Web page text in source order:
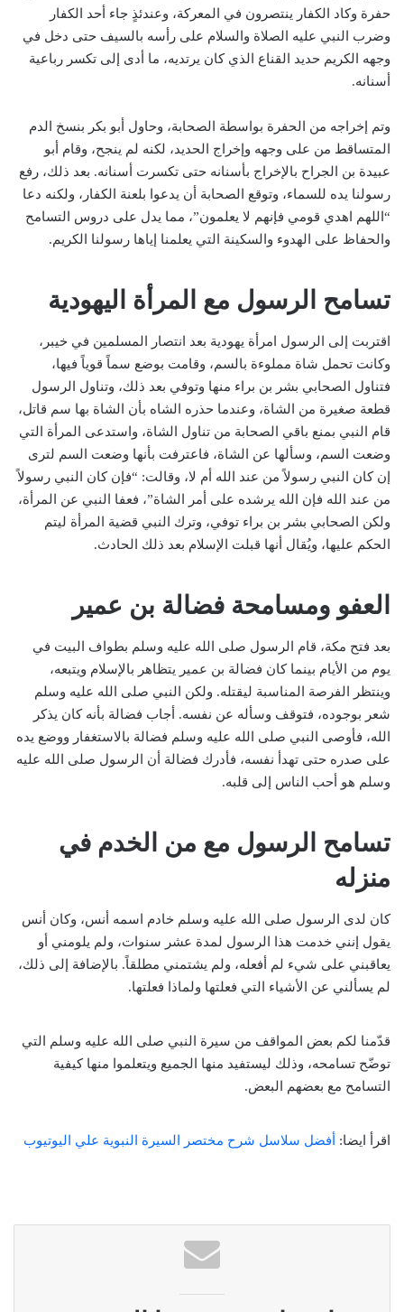
حفرة وكاد الكفار ينتصرون في المعركة، وعندئذٍ جاء أحد الكفار
وضرب النبي عليه الصلاة والسلام على رأسه بالسيف حتى دخل في
وجهه الكريم حديد القناع الذي كان يرتديه، ما أدى إلى تكسر رباعية
أسنانه.
وتم إخراجه من الحفرة بواسطة الصحابة، وحاول أبو بكر بنسخ الدم
المتساقط من على وجهه وإخراج الحديد، لكنه لم ينجح، وقام أبو
عبيدة بن الجراح بالإخراج بأسنانه حتى تكسرت أسنانه. بعد ذلك، رفع
رسولنا يده للسماء، وتوقع الصحابة أن يدعوا بلعنة الكفار، ولكنه دعا
“اللهم اهدي قومي فإنهم لا يعلمون”، مما يدل على دروس التسامح
والحفاظ على الهدوء والسكينة التي يعلمنا إياها رسولنا الكريم.
تسامح الرسول مع المرأة اليهودية
اقتربت إلى الرسول امرأة يهودية بعد انتصار المسلمين في خيبر،
وكانت تحمل شاة مملوءة بالسم، وقامت بوضع سماً قوياً فيها،
فتناول الصحابي بشر بن براء منها وتوفي بعد ذلك، وتناول الرسول
قطعة صغيرة من الشاة، وعندما حذره الشاه بأن الشاة بها سم قاتل،
قام النبي بمنع باقي الصحابة من تناول الشاة، واستدعى المرأة التي
وضعت السم، وسألها عن الشاة، فاعترفت بأنها وضعت السم لترى
إن كان النبي رسولاً من عند الله أم لا، وقالت: “فإن كان النبي رسولاً
من عند الله فإن الله يرشده على أمر الشاة”، فعفا النبي عن المرأة،
ولكن الصحابي بشر بن براء توفي، وترك النبي قضية المرأة ليتم
الحكم عليها، ويُقال أنها قبلت الإسلام بعد ذلك الحادث.
العفو ومسامحة فضالة بن عمير
بعد فتح مكة، قام الرسول صلى الله عليه وسلم بطواف البيت في
يوم من الأيام بينما كان فضالة بن عمير يتظاهر بالإسلام ويتبعه،
وينتظر الفرصة المناسبة ليقتله. ولكن النبي صلى الله عليه وسلم
شعر بوجوده، فتوقف وسأله عن نفسه. أجاب فضالة بأنه كان يذكر
الله، فأوصى النبي صلى الله عليه وسلم فضالة بالاستغفار ووضع يده
على صدره حتى تهدأ نفسه، فأدرك فضالة أن الرسول صلى الله عليه
وسلم هو أحب الناس إلى قلبه.
تسامح الرسول مع من الخدم في
منزله
كان لدى الرسول صلى الله عليه وسلم خادم اسمه أنس، وكان أنس
يقول إنني خدمت هذا الرسول لمدة عشر سنوات، ولم يلومني أو
يعاقبني على شيء لم أفعله، ولم يشتمني مطلقاً. بالإضافة إلى ذلك،
لم يسألني عن الأشياء التي فعلتها ولماذا فعلتها.
قدّمنا لكم بعض المواقف من سيرة النبي صلى الله عليه وسلم التي
توضّح تسامحه، وذلك ليستفيد منها الجميع ويتعلموا منها كيفية
التسامح مع بعضهم البعض.
اقرأ ايضا: أفضل سلاسل شرح مختصر السيرة النبوية علي اليوتيوب